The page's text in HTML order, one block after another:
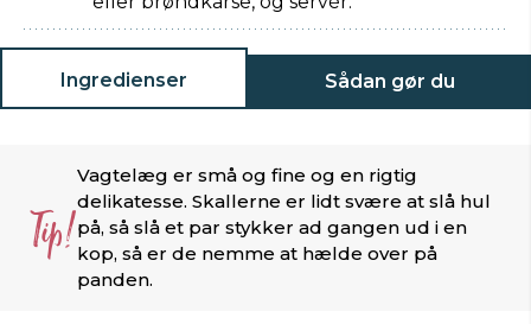
Ingredienser Sådan gør du
Tip!
Vagtelæg er små og fine og en rigtig
delikatesse. Skallerne er lidt svære at slå hul
på, så slå et par stykker ad gangen ud i en
kop, så er de nemme at hælde over på
panden.